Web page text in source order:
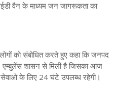
वैन के माध्यम जन जागरूकता का
को संबोधित करते हुए कहा कि जनपद
शासन से मिली है जिसका आज
सेवाओ के लिए 24 घंटे उपलब्ध रहेगी।